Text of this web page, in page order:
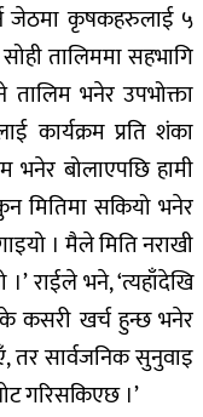
जेठमा कृषकहरुलाई ५
तालिममा सहभागि
तालिम भनेर उपभोक्ता
कार्यक्रम प्रति शंका
भनेर बोलाएपछि हामी
मितिमा सकियो भनेर
। मैले मिति नराखी
।’ राईले भने, ‘त्यहाँदेखि
के कसरी खर्च हुन्छ भनेर
तर सार्वजनिक सुनुवाइ
गरिसकिएछ ।’